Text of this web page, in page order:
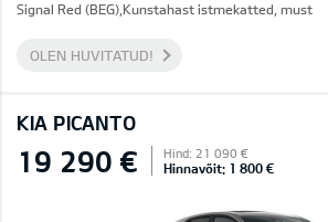
Signal Red (BEG),Kunstahast istmekatted, must
OLEN HUVITATUD!
KIA PICANTO
19 290 € Hind: 21 090 €
Hinnavõit: 1 800 €